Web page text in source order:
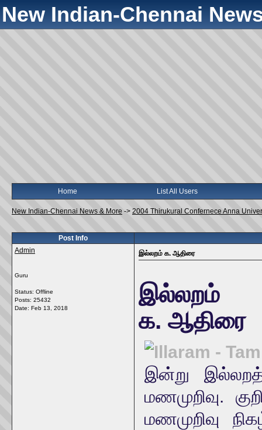
New Indian-Chennai
Home List All Users
New Indian-Chennai News & More -> 2004 Thirukural Confernece Anna
Post Info
Admin
Guru
Status: Offline
Posts: 25432
Date: Feb 13, 2018
இல்லறம் க. ஆதிரை
இல்லறம்
க. ஆதிரை
இன்று
மணமுறிவு.
மணமுறிவு